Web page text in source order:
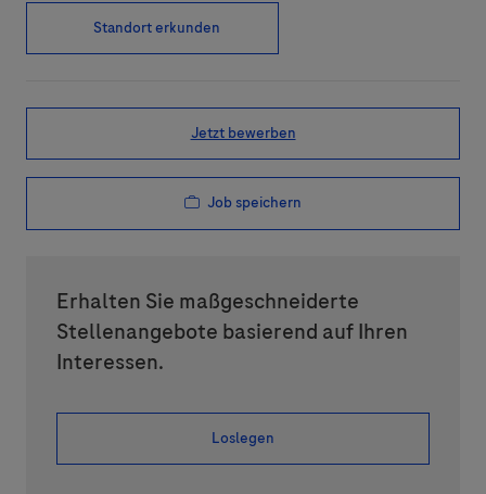
Standort erkunden
Jetzt bewerben
Job speichern
Erhalten Sie maßgeschneiderte
Stellenangebote basierend auf Ihren
Interessen.
Loslegen